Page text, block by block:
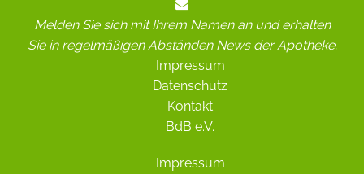
Melden Sie sich mit Ihrem Namen an und erhalten
Sie in regelmäßigen Abständen News der Apotheke.
Impressum
Datenschutz
Kontakt
BdB e.V.
Impressum